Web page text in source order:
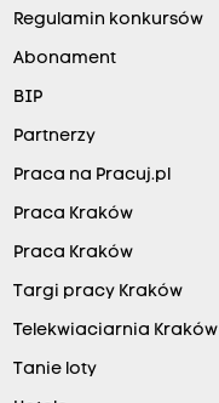
Regulamin konkursów
Abonament
BIP
Partnerzy
Praca na Pracuj.pl
Praca Kraków
Praca Kraków
Targi pracy Kraków
Telekwiaciarnia Kraków
Tanie loty